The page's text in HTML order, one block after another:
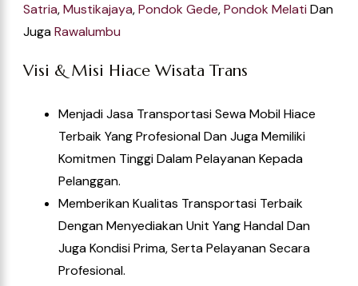
SatriA,MustikajayA,Pondok GedE,Pondok MelatI Dan
JugaRawalumbU
Visi & Misi Hiace Wisata Trans
Menjadi Jasa Transportasi Sewa Mobil Hiace
Terbaik Yang Profesional Dan Juga Memiliki
Komitmen Tinggi Dalam Pelayanan Kepada
Pelanggan.
Memberikan Kualitas Transportasi Terbaik
Dengan Menyediakan Unit Yang Handal Dan
Juga Kondisi Prima, Serta Pelayanan Secara
Profesional.